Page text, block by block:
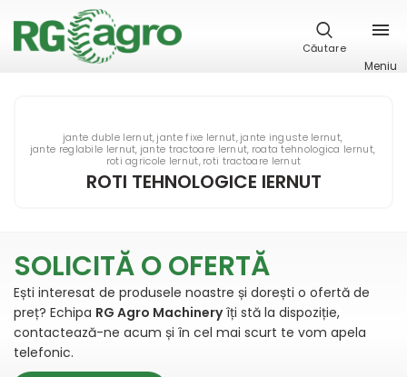
Căutare
Meniu
jante duble Iernut jante fixe Iernut jante inguste Iernut
jante reglabile Iernut jante tractoare Iernut roata tehnologica Iernut
roti agricole Iernut roti tractoare Iernut
ROTI TEHNOLOGICE IERNUT
SOLICITĂ O OFERTĂ
Ești interesat de produsele noastre și dorești o ofertă de
preț? Echipa RG Agro Machineryîți stă la dispoziție,
contactează-ne acum și în cel mai scurt te vom apela
telefonic.